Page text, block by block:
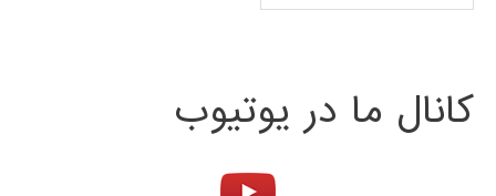
کانال ما در یوتیوب